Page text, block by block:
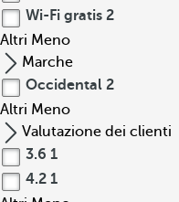
Wi-Fi gratis 2
Altri Meno
Marche
Occidental 2
Altri Meno
Valutazione dei clienti
3.6 1
4.2 1